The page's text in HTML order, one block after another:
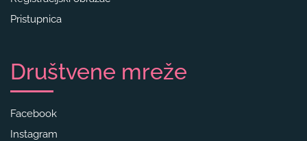
Pristupnica
Društvene mreže
Facebook
Instagram